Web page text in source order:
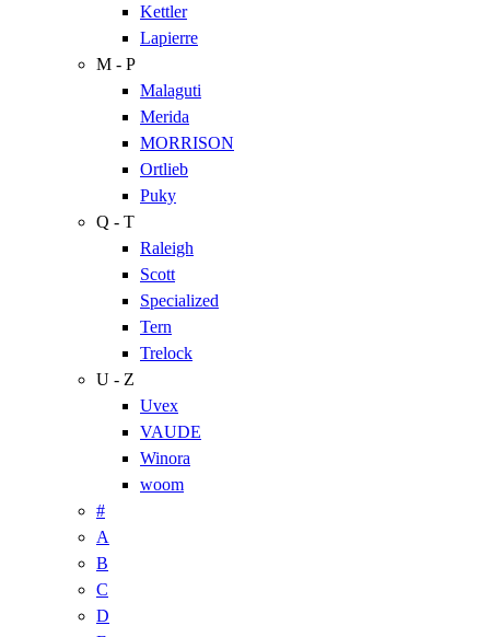
Kettler
Lapierre
M - P
Malaguti
Merida
MORRISON
Ortlieb
Puky
Q - T
Raleigh
Scott
Specialized
Tern
Trelock
U - Z
Uvex
VAUDE
Winora
woom
#
A
B
C
D